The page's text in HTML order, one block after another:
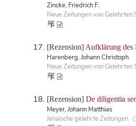
Zincke, Friedrich F.
Neue Zeitungen von
[Rezension] Aufklärung des
Harenberg, Johann Christoph
Neue Zeitungen von
[Rezension] De diligentia
Meyer, Johann Matthias
Jenaische gelehrte Zeitungen.